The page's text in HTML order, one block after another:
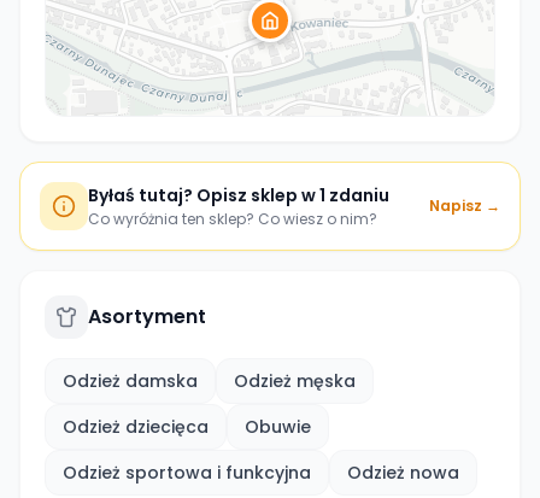
Byłaś tutaj? Opisz sklep w 1 zdaniu
Co wyróżnia ten sklep? Co wiesz o nim?
Napisz →
Asortyment
Odzież damska
Odzież męska
Odzież dziecięca
Obuwie
Odzież sportowa i funkcyjna
Odzież nowa